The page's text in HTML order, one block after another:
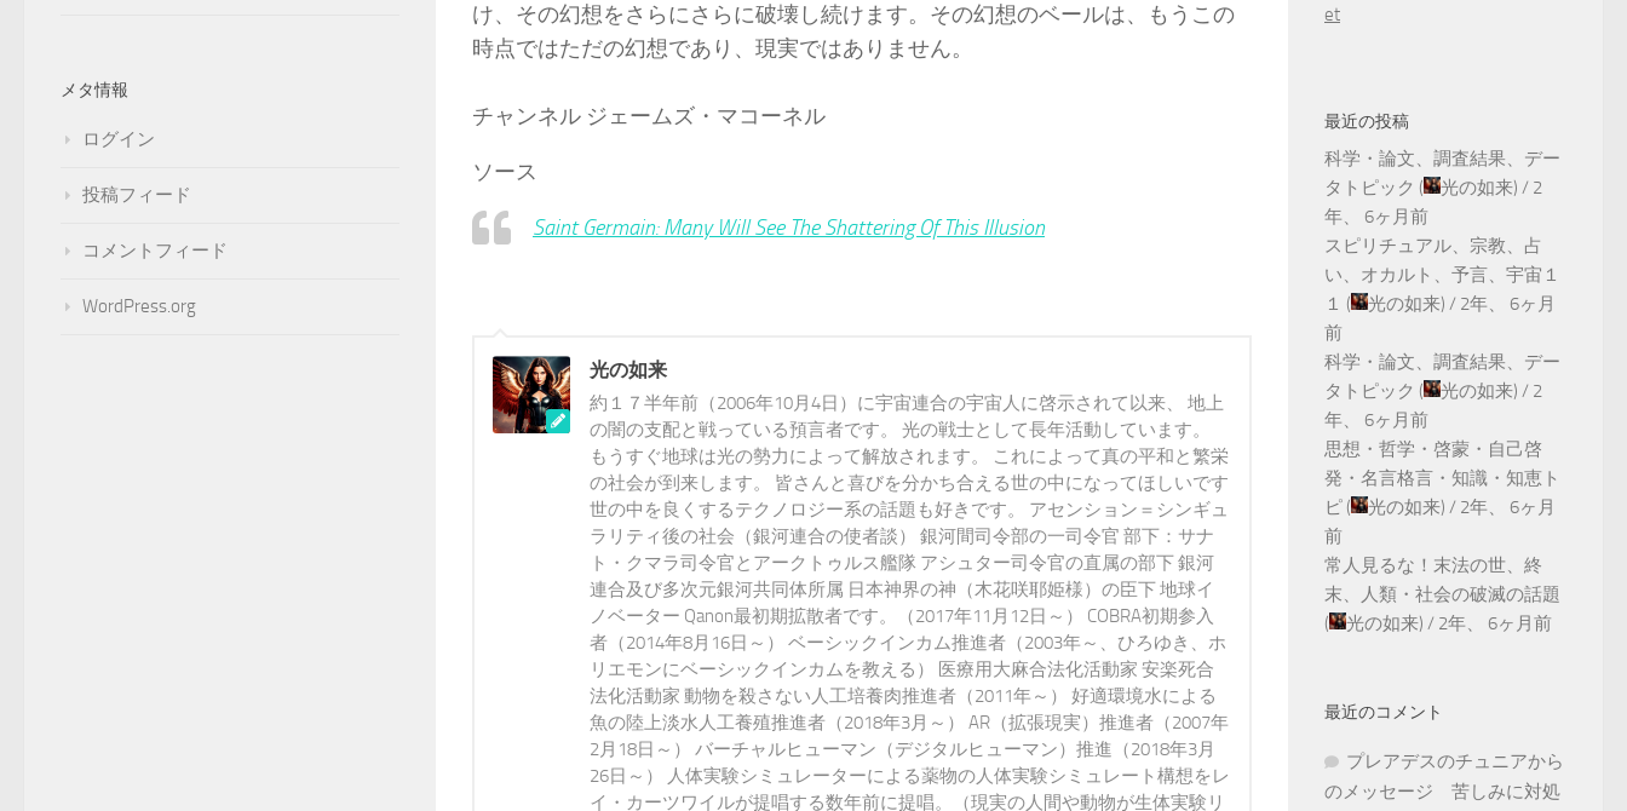
け、その幻想をさらにさらに破壊し続けます。その幻想のベールは、もうこの
時点ではただの幻想であり、現実ではありません。
チャンネル ジェームズ・マコーネル
ソース
Saint Germain: Many Will See The Shattering Of This Illusion
光の如来
約１７半年前（2006年10月4日）に宇宙連合の宇宙人に啓示されて以来、 地上
の闇の支配と戦っている預言者です。 光の戦士として長年活動しています。
もうすぐ地球は光の勢力によって解放されます。 これによって真の平和と繁栄
の社会が到来します。 皆さんと喜びを分かち合える世の中になってほしいです
世の中を良くするテクノロジー系の話題も好きです。 アセンション＝シンギュ
ラリティ後の社会（銀河連合の使者談） 銀河間司令部の一司令官 部下：サナ
ト・クマラ司令官とアークトゥルス艦隊 アシュター司令官の直属の部下 銀河
連合及び多次元銀河共同体所属 日本神界の神（木花咲耶姫様）の臣下 地球イ
ノベーター Qanon最初期拡散者です。（2017年11月12日～） COBRA初期参入
者（2014年8月16日～） ベーシックインカム推進者（2003年～、ひろゆき、ホ
リエモンにベーシックインカムを教える） 医療用大麻合法化活動家 安楽死合
法化活動家 動物を殺さない人工培養肉推進者（2011年～） 好適環境水による
魚の陸上淡水人工養殖推進者（2018年3月～） AR（拡張現実）推進者（2007年
2月18日～） バーチャルヒューマン（デジタルヒューマン）推進（2018年3月
26日～） 人体実験シミュレーターによる薬物の人体実験シミュレート構想をレ
イ・カーツワイルが提唱する数年前に提唱。（現実の人間や動物が生体実験リ
メタ情報
ログイン
投稿フィード
コメントフィード
WordPress.org
et
最近の投稿
科学・論文、調査結果、デー
タトピック ( 光の如来) / 2
年、 6ヶ月前
スピリチュアル、宗教、占
い、オカルト、予言、宇宙１
１ ( 光の如来) / 2年、 6ヶ月
前
科学・論文、調査結果、デー
タトピック ( 光の如来) / 2
年、 6ヶ月前
思想・哲学・啓蒙・自己啓
発・名言格言・知識・知恵ト
ピ ( 光の如来) / 2年、 6ヶ月
前
常人見るな！末法の世、終
末、人類・社会の破滅の話題
(
光の如来) / 2年、 6ヶ月前
最近のコメント
プレアデスのチュニアから
のメッセージ 苦しみに対処